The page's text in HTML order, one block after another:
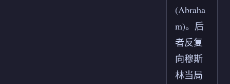
(Abraha
m)。后
者反复
向穆斯
林当局